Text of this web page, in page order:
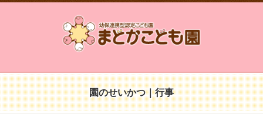
園のせいかつ｜行事